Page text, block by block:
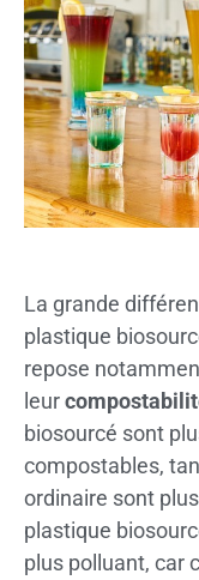
La grande
plastique
repose
leur
biosourcé sont
compostables,
ordinaire sont plus
plastique
plus polluant, car